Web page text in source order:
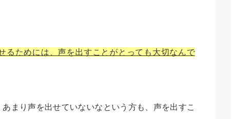
るためには、声を出すことがとっても大切なんで
まり声を出せていないなという方も、声を出すこ